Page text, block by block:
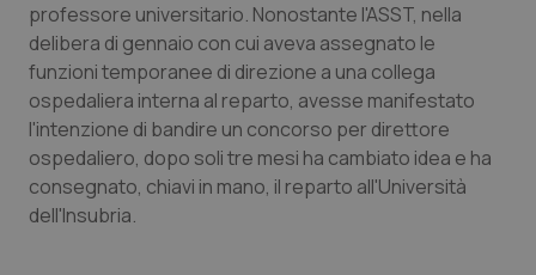
Edizioni Regionali
QS Pro
Professionisti Sanitari.AI
Abruzzo
QS Pro Gold
professore universitario. Nonostante l'ASST, nella
delibera di gennaio con cui aveva assegnato le
funzioni temporanee di direzione a una collega
ospedaliera interna al reparto, avesse manifestato
l'intenzione di bandire un concorso per direttore
ospedaliero, dopo soli tre mesi ha cambiato idea e ha
consegnato, chiavi in mano, il reparto all'Università
dell'Insubria.